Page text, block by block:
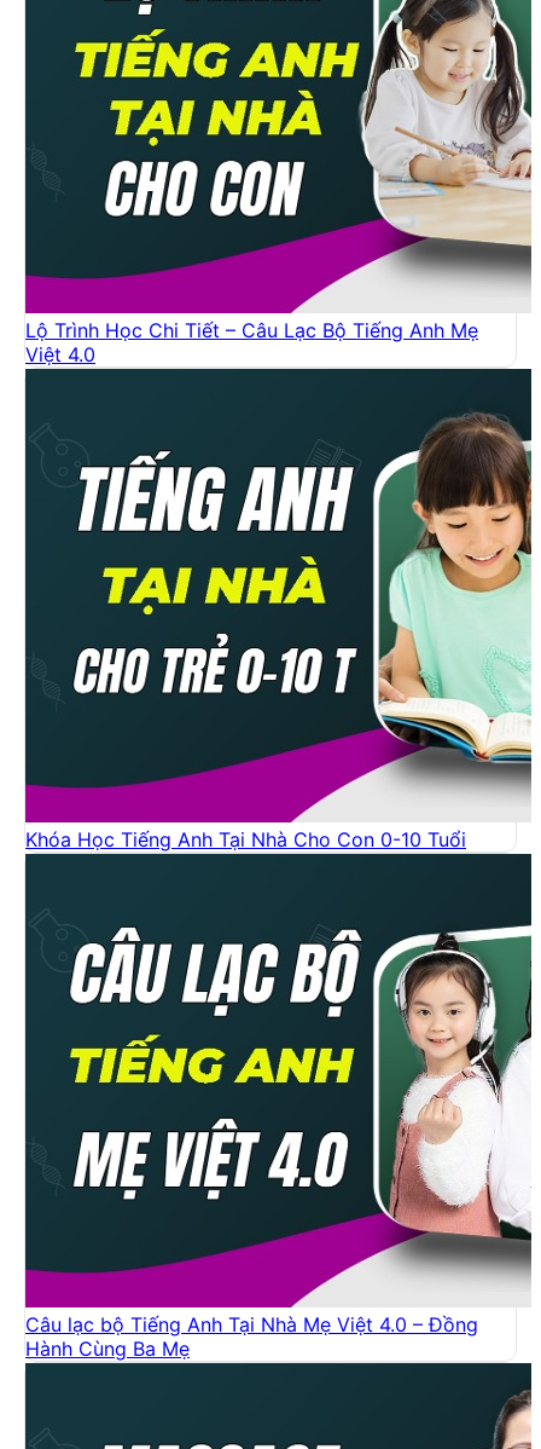
Lộ Trình Học Chi Tiết – Câu Lạc Bộ Tiếng Anh Mẹ
Việt 4.0
Khóa Học Tiếng Anh Tại Nhà Cho Con 0-10 Tuổi
Câu lạc bộ Tiếng Anh Tại Nhà Mẹ Việt 4.0 – Đồng
Hành Cùng Ba Mẹ